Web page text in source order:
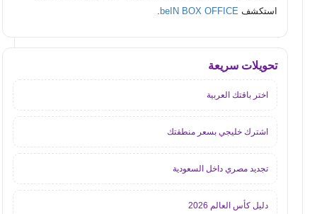
استكشف beIN BOX OFFICE
.
تحويلات سريعة
اختر باقتك العربية
اشترك خليجي بسعر منطقتك
تجديد مصري داخل السعودية
دليل كأس العالم 2026